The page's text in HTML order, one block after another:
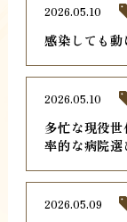
感染しても
2026.05.10
多忙な現役
率的な病院
2026.05.10
2026.05.09